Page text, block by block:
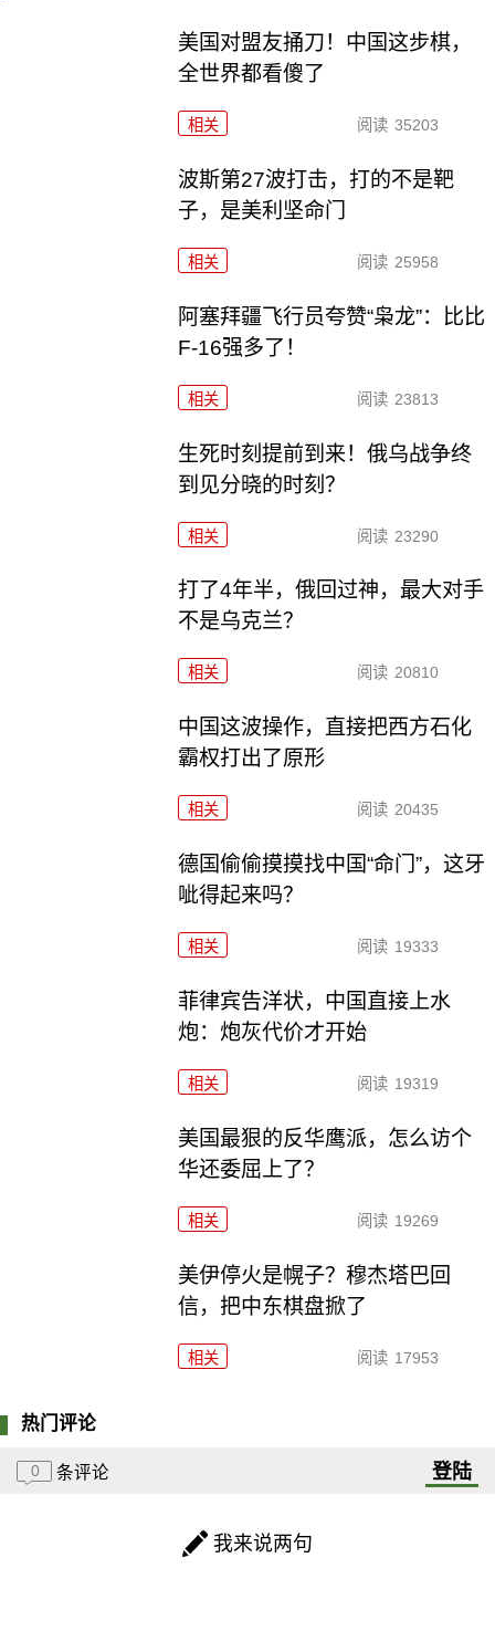
美国对盟友捅刀！中国这步棋，
全世界都看傻了
相关 阅读 35203
波斯第27波打击，打的不是靶
子，是美利坚命门
相关 阅读 25958
阿塞拜疆飞行员夸赞“枭龙”：比比
F-16强多了！
相关 阅读 23813
生死时刻提前到来！俄乌战争终
到见分晓的时刻？
相关 阅读 23290
打了4年半，俄回过神，最大对手
不是乌克兰？
相关 阅读 20810
中国这波操作，直接把西方石化
霸权打出了原形
相关 阅读 20435
德国偷偷摸摸找中国“命门”，这牙
呲得起来吗？
相关 阅读 19333
菲律宾告洋状，中国直接上水
炮：炮灰代价才开始
相关 阅读 19319
美国最狠的反华鹰派，怎么访个
华还委屈上了？
相关 阅读 19269
美伊停火是幌子？穆杰塔巴回
信，把中东棋盘掀了
相关 阅读 17953
热门评论
0 条评论 登陆
我来说两句